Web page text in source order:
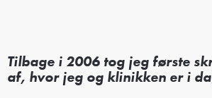
Tilbage i 2006 tog jeg første
af, hvor jeg og klinikken er i